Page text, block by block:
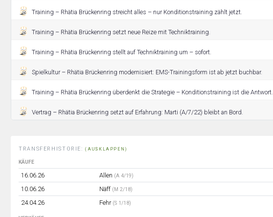
Training – Rhätia Brückenring streicht alles – nur Konditionstraining zählt jetzt.
Training – Rhätia Brückenring setzt neue Reize mit Techniktraining.
Training – Rhätia Brückenring stellt auf Techniktraining um – sofort.
Spielkultur – Rhätia Brückenring modernisiert: EMS-Trainingsform ist ab jetzt buchbar.
Training – Rhätia Brückenring überdenkt die Strategie – Konditionstraining ist die Antwort.
Vertrag – Rhätia Brückenring setzt auf Erfahrung: Marti (A/7/22) bleibt an Bord.
TRANSFERHISTORIE:(AUSKLAPPEN)
KÄUFE
16.06.26 Allen (A 4/19)
10.06.26
Näff (M 2/18)
24.04.26
Fehr (S 1/18)